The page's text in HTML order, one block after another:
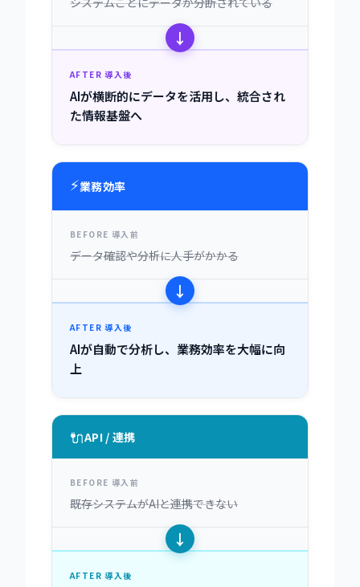
↓
AFTER 導入後
AIが横断的にデータを活用し、統合され
た情報基盤へ
⚡業務効率
BEFORE 導入前
データ確認や分析に人手がかかる
↓
AFTER 導入後
AIが自動で分析し、業務効率を大幅に向
上
🔌API / 連携
BEFORE 導入前
既存システムがAIと連携できない
↓
AFTER 導入後